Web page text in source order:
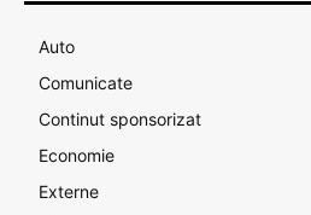
Auto
Comunicate
Continut sponsorizat
Economie
Externe